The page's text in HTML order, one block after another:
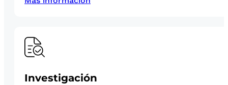
Investigación